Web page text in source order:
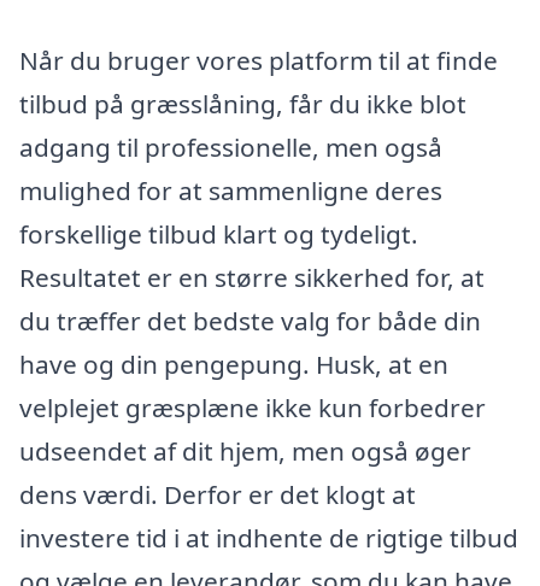
Når du bruger vores platform til at finde
tilbud på græsslåning, får du ikke blot
adgang til professionelle, men også
mulighed for at sammenligne deres
forskellige tilbud klart og tydeligt.
Resultatet er en større sikkerhed for, at
du træffer det bedste valg for både din
have og din pengepung. Husk, at en
velplejet græsplæne ikke kun forbedrer
udseendet af dit hjem, men også øger
dens værdi. Derfor er det klogt at
investere tid i at indhente de rigtige tilbud